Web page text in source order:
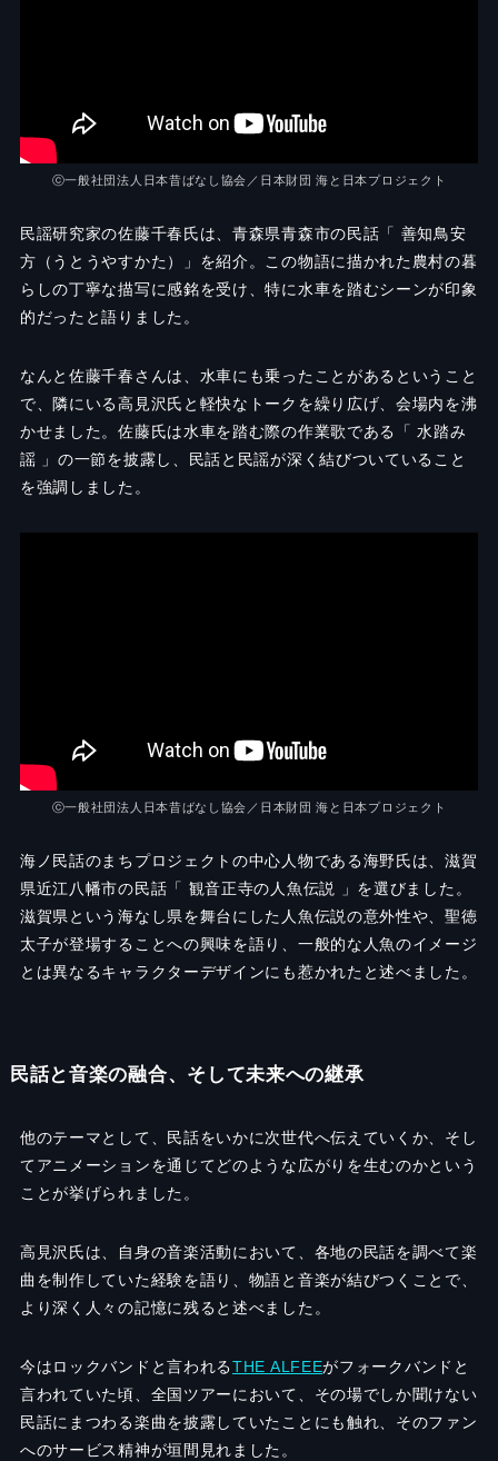
ⓒ一般社団法人日本昔ばなし協会／日本財団 海と日本プロジェクト
民謡研究家の佐藤千春氏は、青森県青森市の民話「 善知鳥安
方（うとうやすかた）」を紹介。この物語に描かれた農村の暮
らしの丁寧な描写に感銘を受け、特に水車を踏むシーンが印象
的だったと語りました。
なんと佐藤千春さんは、水車にも乗ったことがあるということ
で、隣にいる高見沢氏と軽快なトークを繰り広げ、会場内を沸
かせました。佐藤氏は水車を踏む際の作業歌である「 水踏み
謡 」の一節を披露し、民話と民謡が深く結びついていること
を強調しました。
ⓒ一般社団法人日本昔ばなし協会／日本財団 海と日本プロジェクト
海ノ民話のまちプロジェクトの中心人物である海野氏は、滋賀
県近江八幡市の民話「 観音正寺の人魚伝説 」を選びました。
滋賀県という海なし県を舞台にした人魚伝説の意外性や、聖徳
太子が登場することへの興味を語り、一般的な人魚のイメージ
とは異なるキャラクターデザインにも惹かれたと述べました。
民話と音楽の融合、そして未来への継承
他のテーマとして、民話をいかに次世代へ伝えていくか、そし
てアニメーションを通じてどのような広がりを生むのかという
ことが挙げられました。
高見沢氏は、自身の音楽活動において、各地の民話を調べて楽
曲を制作していた経験を語り、物語と音楽が結びつくことで、
より深く人々の記憶に残ると述べました。
今はロックバンドと言われるTHE ALFEEがフォークバンドと
言われていた頃、全国ツアーにおいて、その場でしか聞けない
民話にまつわる楽曲を披露していたことにも触れ、そのファン
へのサービス精神が垣間見れました。